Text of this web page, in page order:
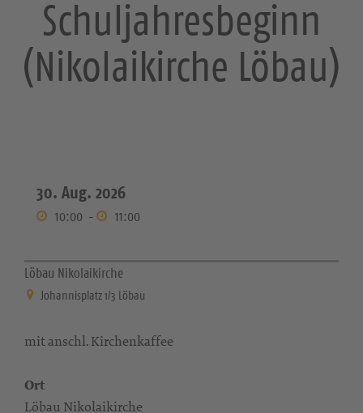
Schuljahresbeginn
(Nikolaikirche Löbau)
30. Aug. 2026
10:00 - 11:00
Löbau Nikolaikirche
Johannisplatz 1/3 Löbau
mit anschl. Kirchenkaffee
Ort
Löbau Nikolaikirche